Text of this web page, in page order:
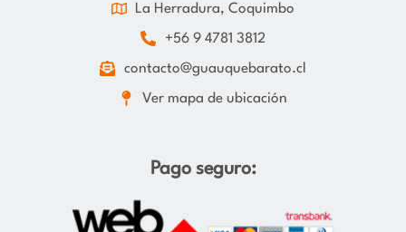
La Herradura, Coquimbo
+56 9 4781 3812
contacto@guauquebarato.cl
Ver mapa de ubicación
Pago seguro: